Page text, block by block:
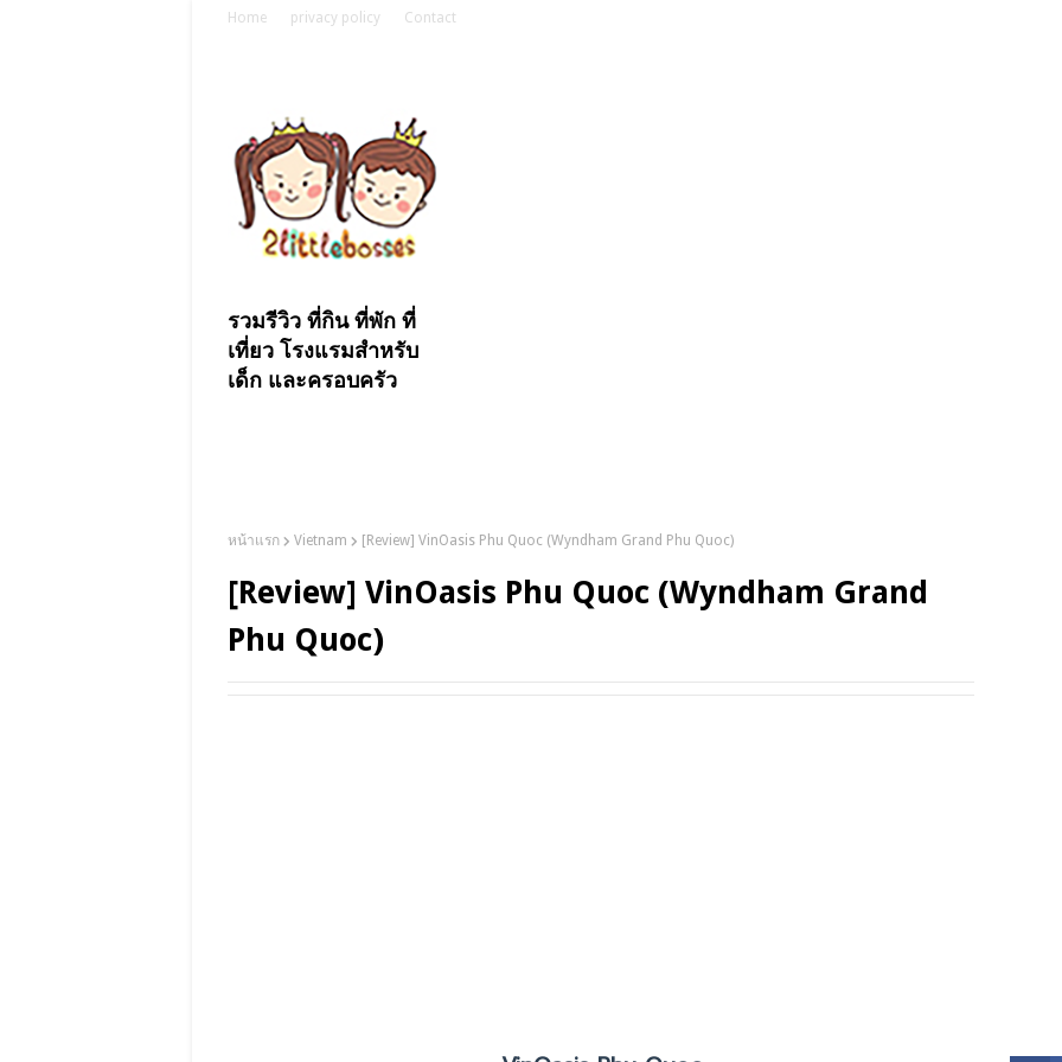
Home privacy policy Contact
รวมรีวิว ที่กิน ที่พัก ที่
เที่ยว โรงแรมสำหรับ
เด็ก และครอบครัว
หน้าแรก Vietnam [Review] VinOasis Phu Quoc (Wyndham Grand Phu Quoc)
[Review] VinOasis Phu Quoc (Wyndham Grand
Phu Quoc)